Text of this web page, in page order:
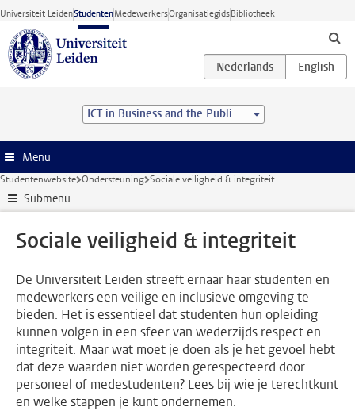
Ga direct naar de inhoud
Universiteit LeidenStudentenMedewerkersOrganisatiegidsBibliotheek
ICT in Business and the Public Sector (MSc)
Menu
Studentenwebsite Ondersteuning Sociale veiligheid & integriteit
Submenu
Sociale veiligheid & integriteit
De Universiteit Leiden streeft ernaar haar studenten en
medewerkers een veilige en inclusieve omgeving te
bieden. Het is essentieel dat studenten hun opleiding
kunnen volgen in een sfeer van wederzijds respect en
integriteit. Maar wat moet je doen als je het gevoel hebt
dat deze waarden niet worden gerespecteerd door
personeel of medestudenten? Lees bij wie je terechtkunt
en welke stappen je kunt ondernemen.